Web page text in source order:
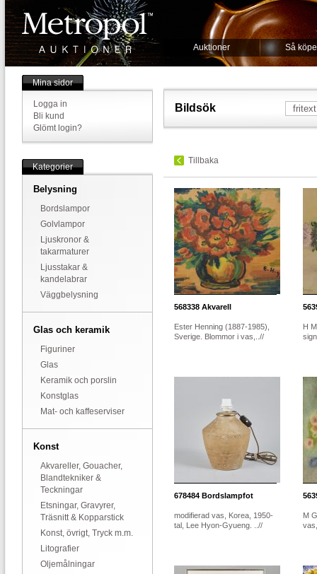
Auktioner Så
Mina sidor
Logga in
Bli kund
Glömt login?
Kategorier
Belysning
Bordslampor
Golvlampor
Ljuskronor &
takarmaturer
Ljusstakar &
kandelabrar
Väggbelysning
Glas och keramik
Figuriner
Glas
Keramik och porslin
Konstglas
Mat- och kaffeserviser
Konst
Akvareller, Gouacher,
Blandtekniker &
Teckningar
Etsningar, Gravyrer,
Träsnitt & Kopparstick
Konst, övrigt, Tryck m.m.
Litografier
Oljemålningar
Bildsök
Tillbaka
568338 Akvarell
Ester Henning (1887-1985),
Sverige. Blommor i vas,..//
H
678484 Bordslampfot
modifierad vas, Korea, 1950-
tal, Lee Hyon-Gyueng. ..//
M